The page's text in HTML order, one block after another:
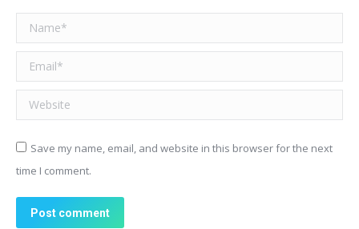
Name *
Email *
Website
Save my name, email, and website in this browser for the next
time I comment.
Post comment